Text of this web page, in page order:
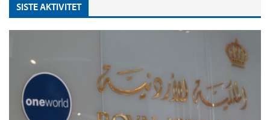
SISTE AKTIVITET